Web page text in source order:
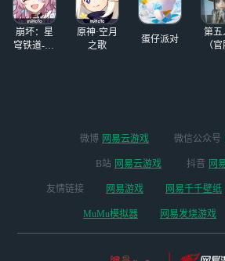
崩坏：星
穹铁道-4.4
原神·空月
之歌
蛋仔派对
第五
（官
微博 网易云游戏 微信公众号
B站 网易云游戏 抖音 网
友情链接 网易游戏 网易千千壁纸
MuMu模拟器 网易发烧游戏